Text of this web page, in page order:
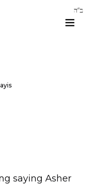
saying Asher